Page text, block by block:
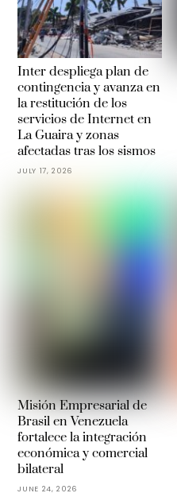
Inter despliega plan de
contingencia y avanza en
la restitución de los
servicios de Internet en
La Guaira y zonas
afectadas tras los sismos
JULY 17, 2026
Misión Empresarial de
Brasil en Venezuela
fortalece la integración
económica y comercial
bilateral
JUNE 24, 2026